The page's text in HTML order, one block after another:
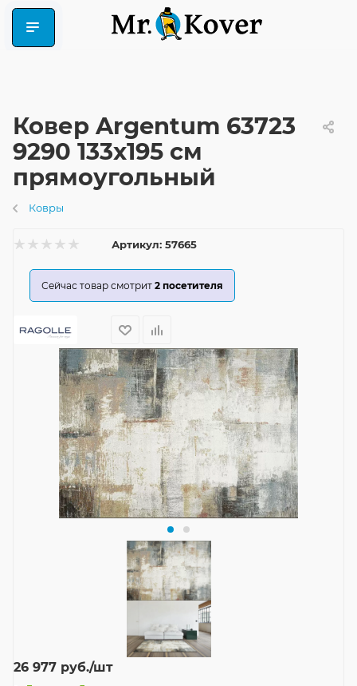
Ковер Argentum 63723
9290 133x195 см
прямоугольный
Ковры
Артикул: 57665
Сейчас товар смотрит 2 посетителя
26 977 руб./шт